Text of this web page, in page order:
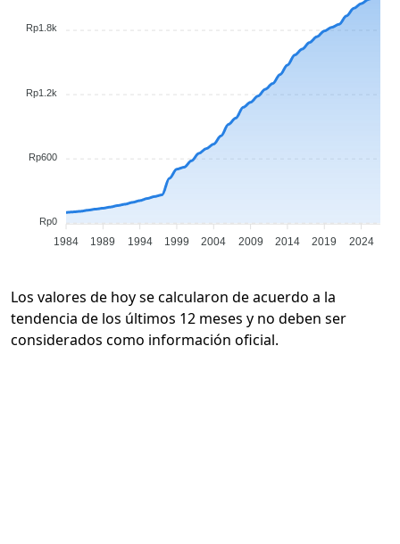
Rp1.8k
Rp1.2k
Rp600
Rp0
1984 1989 1994 1999 2004 2009 2014 2019 2024
Los valores de hoy se calcularon de acuerdo a la
tendencia de los últimos 12 meses y no deben ser
considerados como información oficial.